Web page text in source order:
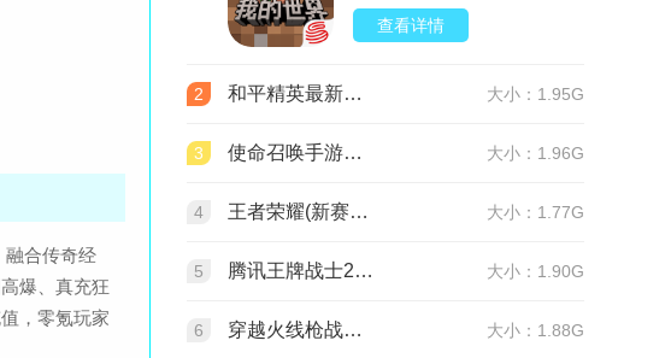
融合传奇经
爆、真充狂
，零氪玩家
查看详情
2 和平精英最新版本v1.36.12 官服 大小：1.95G
3 使命召唤手游官方版2026最新版v1.9.55 安卓版 大小：1.96G
4 王者荣耀(新赛季更新)v11.4.1.1 官方版 大小：1.77G
5 腾讯王牌战士2026官方正版手机版v1.65.0.1040安卓版 大小：1.90G
6 穿越火线枪战王者最新版1.0.540.840 官服 大小：1.88G